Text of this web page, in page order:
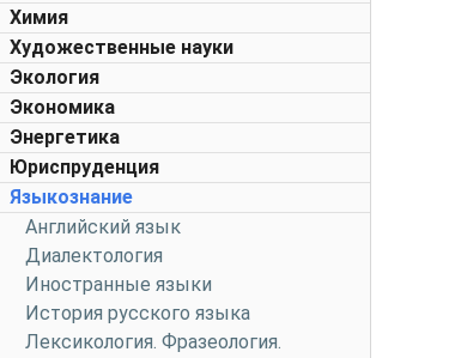
Химия
Художественные науки
Экология
Экономика
Энергетика
Юриспруденция
Языкознание
Английский язык
Диалектология
Иностранные языки
История русского языка
Лексикология. Фразеология.